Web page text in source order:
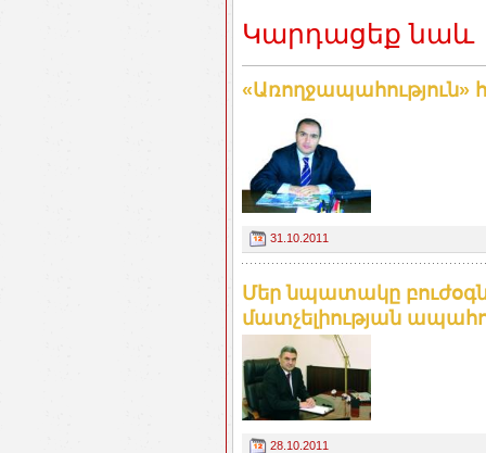
Կարդացեք նաև
31.10.2011
Մեր նպատակը
մատչելիության
28.10.2011